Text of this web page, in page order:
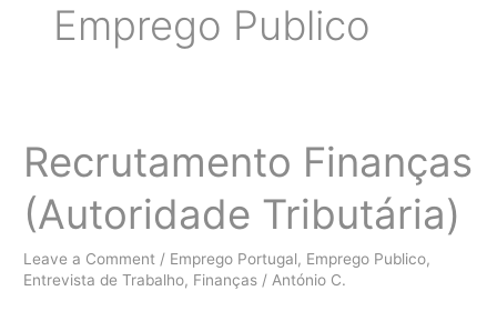
Emprego Publico
Recrutamento Finanças
(Autoridade Tributária)
Leave a Comment / Emprego Portugal, Emprego Publico,
Entrevista de Trabalho, Finanças / António C.